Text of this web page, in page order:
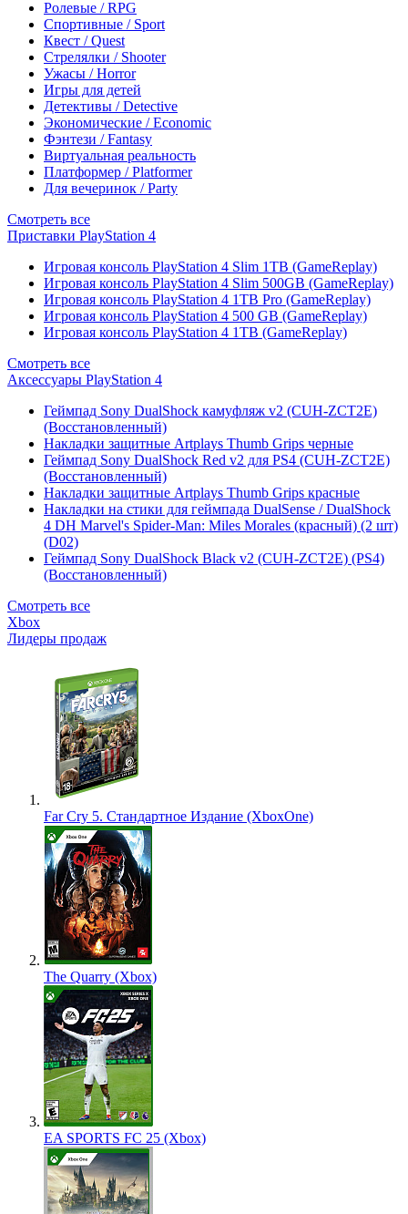
Ролевые / RPG
Спортивные / Sport
Квест / Quest
Стрелялки / Shooter
Ужасы / Horror
Игры для детей
Детективы / Detective
Экономические / Economic
Фэнтези / Fantasy
Виртуальная реальность
Платформер / Platformer
Для вечеринок / Party
Смотреть все
Приставки PlayStation 4
Игровая консоль PlayStation 4 Slim 1TB (GameReplay)
Игровая консоль PlayStation 4 Slim 500GB (GameReplay)
Игровая консоль PlayStation 4 1TB Pro (GameReplay)
Игровая консоль PlayStation 4 500 GB (GameReplay)
Игровая консоль PlayStation 4 1TB (GameReplay)
Смотреть все
Аксессуары PlayStation 4
Геймпад Sony DualShock камуфляж v2 (CUH-ZCT2E)
(Восстановленный)
Накладки защитные Artplays Thumb Grips черные
Геймпад Sony DualShock Red v2 для PS4 (CUH-ZCT2E)
(Восстановленный)
Накладки защитные Artplays Thumb Grips красные
Накладки на стики для геймпада DualSense / DualShock
4 DH Marvel's Spider-Man: Miles Morales (красный) (2 шт)
(D02)
Геймпад Sony DualShock Black v2 (CUH-ZCT2E) (PS4)
(Восстановленный)
Смотреть все
Xbox
Лидеры продаж
Far Cry 5. Стандартное Издание (XboxOne)
The Quarry (Xbox)
EA SPORTS FC 25 (Xbox)